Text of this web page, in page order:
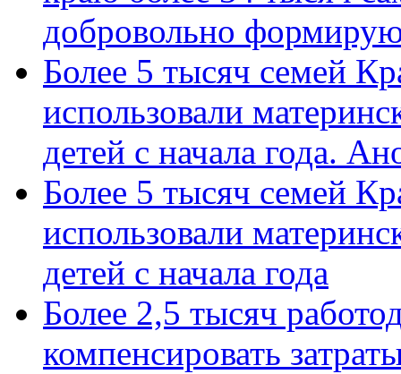
добровольно
Более 5 тысяч семей
использовали
детей с начала года.
Более 5 тысяч семей
использовали
детей с начала года
Более 2,5 тысяч
компенсировать